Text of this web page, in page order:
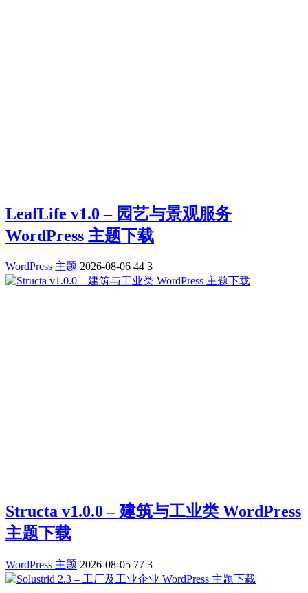
LeafLife v1.0 – 园艺与景观服务
WordPress 主题下载
WordPress 主题 2026-08-06 44 3
Structa v1.0.0 – 建筑与工业类 WordPress
主题下载
WordPress 主题 2026-08-05 77 3